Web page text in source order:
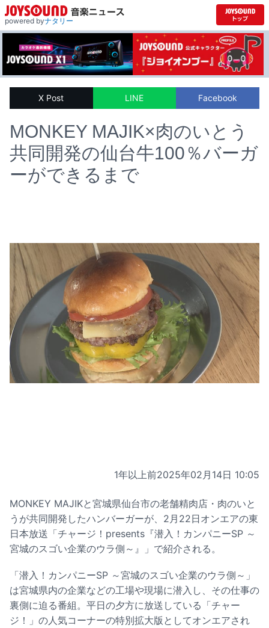
powered byナタリー
X Post LINE Facebook
MONKEY MAJIK×肉のいとう
共同開発の仙台牛100％バーガ
ーができるまで
1年以上前2025年02月14日 10:05
MONKEY MAJIKと宮城県仙台市の老舗精肉店・肉のいと
うが共同開発したハンバーガーが、2月22日オンエアの東
日本放送「チャージ！presents『潜入！カンパニーSP ～
宮城のスゴい企業のウラ側～』」で紹介される。
「潜入！カンパニーSP ～宮城のスゴい企業のウラ側～」
は宮城県内の企業などの工場や現場に潜入し、その仕事の
裏側に迫る番組。平日の夕方に放送している「チャー
ジ！」の人気コーナーの特別拡大版としてオンエアされ